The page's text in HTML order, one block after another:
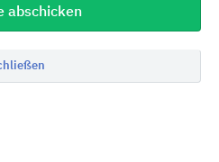
abschicken